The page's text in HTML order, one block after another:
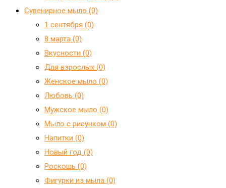
Сувенирное мыло (0)
1 сентября (0)
8 марта (0)
Вкусности (0)
Для взрослых (0)
Женское мыло (0)
Любовь (0)
Мужское мыло (0)
Мыло с рисунком (0)
Напитки (0)
Новый год (0)
Роскошь (0)
Фигурки из мыла (0)